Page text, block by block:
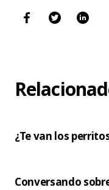
¿Te van los
Conversando